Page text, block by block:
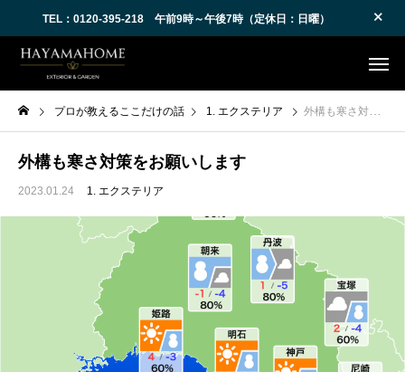
TEL：0120-395-218 午前9時～午後7時（定休日：日曜）
プロが教えるここだけの話 1. エクステリア 外構も寒さ対策をお願いします
外構も寒さ対策をお願いします
2023.01.24 1. エクステリア